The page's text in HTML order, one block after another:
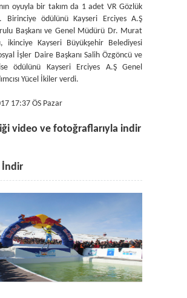
oyuyla bir takım da 1 adet VR Gözlük
Birinciye ödülünü Kayseri Erciyes A.Ş
Başkanı ve Genel Müdürü Dr. Murat
ikinciye Kayseri Büyükşehir Belediyesi
İşler Daire Başkanı Salih Özgöncü ve
ödülünü Kayseri Erciyes A.Ş Genel
Yücel İkiler verdi.
17:37 ÖS Pazar
video ve fotoğraflarıyla indir
İndir